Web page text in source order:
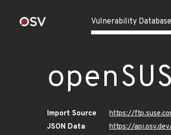
Vulnerability Database
Import Source
https://
JSON Data
https://